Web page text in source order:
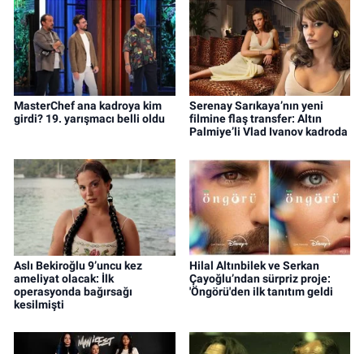
MasterChef ana kadroya kim
girdi? 19. yarışmacı belli oldu
Serenay Sarıkaya’nın yeni
filmine flaş transfer: Altın
Palmiye’li Vlad Ivanov kadroda
Aslı Bekiroğlu 9’uncu kez
ameliyat olacak: İlk
operasyonda bağırsağı
kesilmişti
Hilal Altınbilek ve Serkan
Çayoğlu’ndan sürpriz proje:
'Öngörü'den ilk tanıtım geldi